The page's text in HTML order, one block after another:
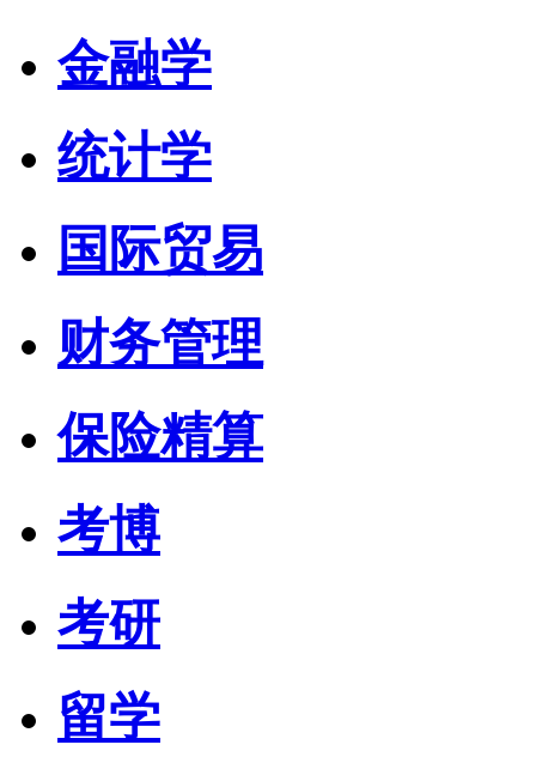
金融学
统计学
国际贸易
财务管理
保险精算
考博
考研
留学